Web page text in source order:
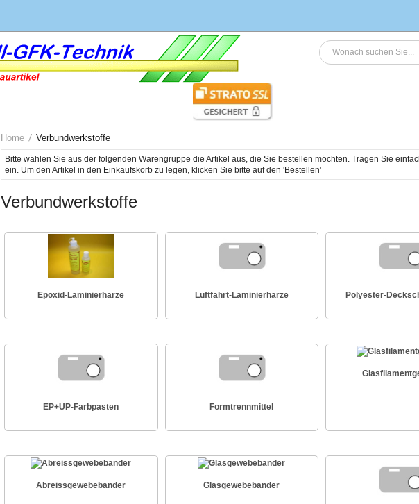
Home Verbundwerkstoffe
Bitte wählen Sie aus der folgenden Warengruppe die Artikel aus, die Sie bestellen möchten. Tragen Sie
Verbundwerkstoffe
Epoxid-Laminierharze Luftfahrt-Laminierharze Polyester-
EP+UP-Farbpasten Formtrennmittel
Abreissgewebebänder Glasgewebebänder